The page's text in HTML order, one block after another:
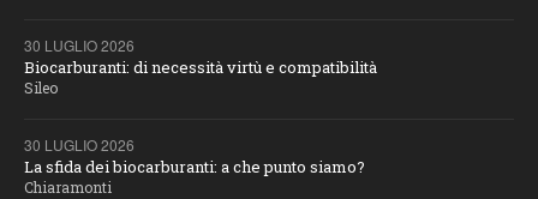
30 LUGLIO 2026
Biocarburanti: di necessità virtù e compatibilità
Sileo
30 LUGLIO 2026
La sfida dei biocarburanti: a che punto siamo?
Chiaramonti